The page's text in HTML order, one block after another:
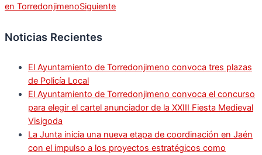
en TorredonjimenoSiguiente
Noticias Recientes
El Ayuntamiento de Torredonjimeno convoca tres plazas
de Policía Local
El Ayuntamiento de Torredonjimeno convoca el concurso
para elegir el cartel anunciador de la XXIII Fiesta Medieval
Visigoda
La Junta inicia una nueva etapa de coordinación en Jaén
con el impulso a los proyectos estratégicos como